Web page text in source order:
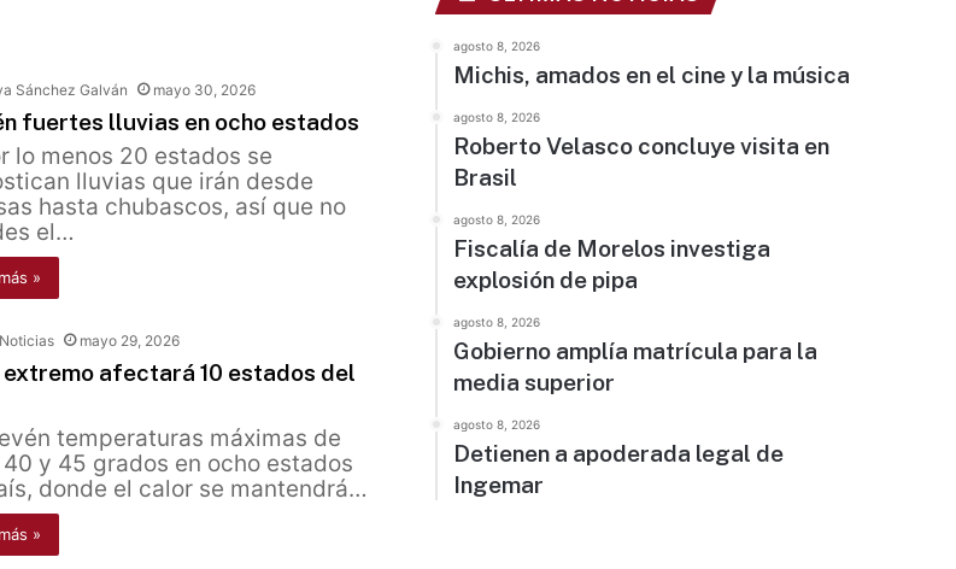
Sánchez Galván mayo 30, 2026
fuertes lluvias en ocho estados
lo menos 20 estados se
lluvias que irán desde
hasta chubascos, así que no
el…
»
mayo 29, 2026
extremo afectará 10 estados del
temperaturas máximas de
y 45 grados en ocho estados
donde el calor se mantendrá…
»
agosto 8, 2026
Michis, amados en el cine y la música
agosto 8, 2026
Roberto Velasco concluye visita en
Brasil
agosto 8, 2026
Fiscalía de Morelos investiga
explosión de pipa
agosto 8, 2026
Gobierno amplía matrícula para la
media superior
agosto 8, 2026
Detienen a apoderada legal de
Ingemar